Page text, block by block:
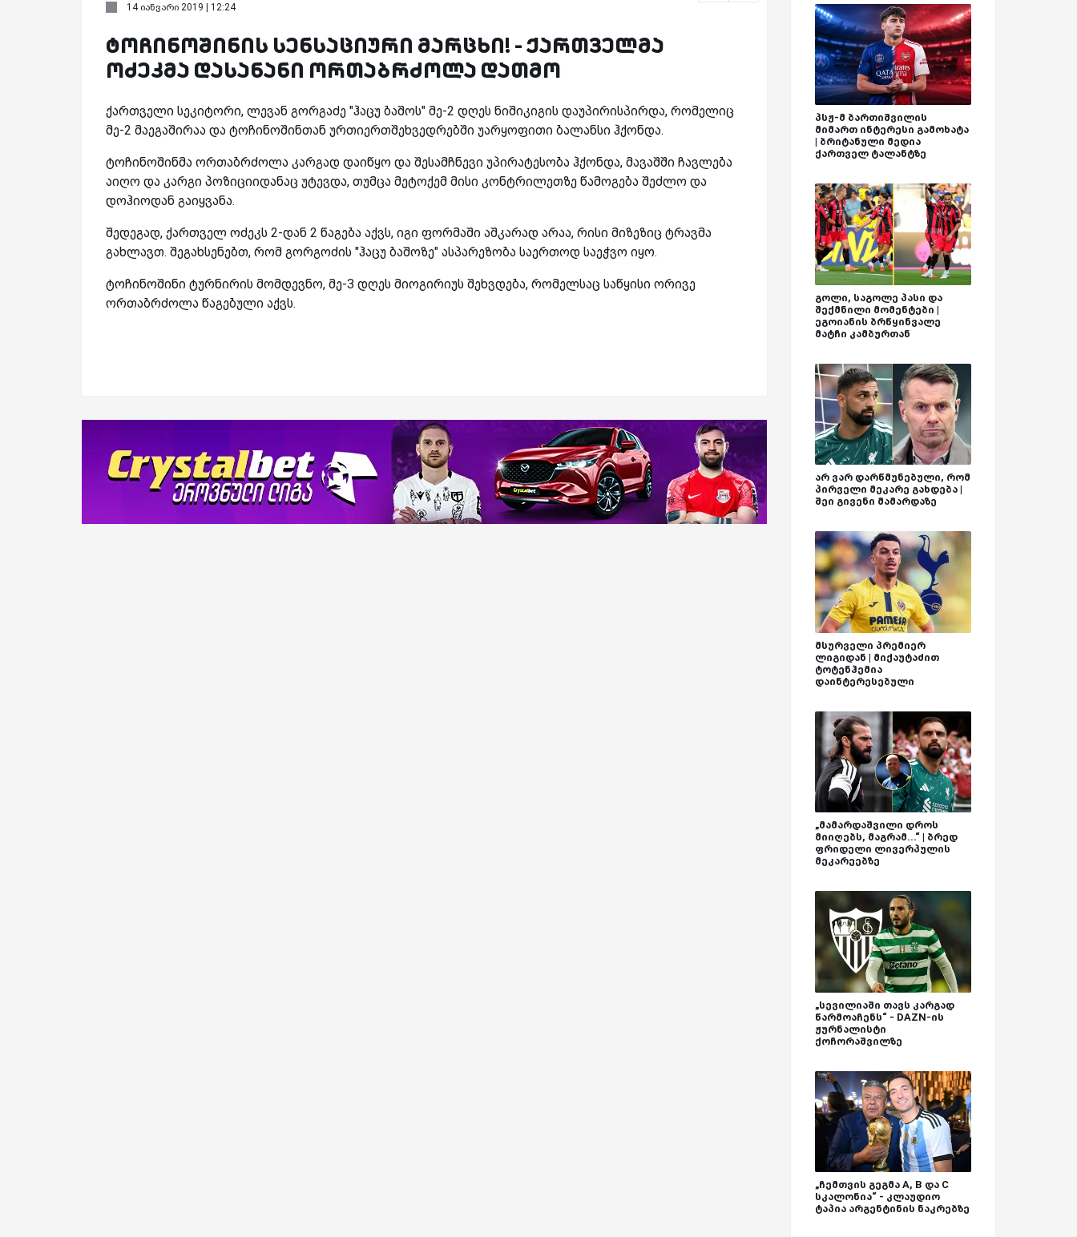
14 იანვარი 2019 | 12:24
ტოჩინოშინის სენსაციური მარცხი! - ქართველმა
ოძეკმა დასანანი ორთაბრძოლა დათმო
ქართველი სეკიტორი, ლევან გორგაძე "ჰაცუ ბაშოს" მე-2 დღეს ნიშიკიგის დაუპირისპირდა, რომელიც
მე-2 მაეგაშირაა და ტოჩინოშინთან ურთიერთშეხვედრებში უარყოფითი ბალანსი ჰქონდა.
ტოჩინოშინმა ორთაბრძოლა კარგად დაიწყო და შესამჩნევი უპირატესობა ჰქონდა, მავაშში ჩავლება
აიღო და კარგი პოზიციიდანაც უტევდა, თუმცა მეტოქემ მისი კონტრილეთზე წამოგება შეძლო და
დოჰიოდან გაიყვანა.
შედეგად, ქართველ ოძეკს 2-დან 2 წაგება აქვს, იგი ფორმაში აშკარად არაა, რისი მიზეზიც ტრავმა
გახლავთ. შეგახსენებთ, რომ გორგოძის "ჰაცუ ბაშოზე" ასპარეზობა საერთოდ საეჭვო იყო.
ტოჩინოშინი ტურნირის მომდევნო, მე-3 დღეს მიოგირიუს შეხვდება, რომელსაც საწყისი ორივე
ორთაბრძოლა წაგებული აქვს.
პსჟ-მ ბართიშვილის
მიმართ ინტერესი გამოხატა
| ბრიტანული მედია
ქართველ ტალანტზე
გოლი, საგოლე პასი და
შექმნილი მომენტები |
ეგოიანის ბრწყინვალე
მატჩი კამბურთან
არ ვარ დარწმუნებული, რომ
პირველი მეკარე გახდება |
შეი გივენი მამარდაზე
მსურველი პრემიერ
ლიგიდან | მიქაუტაძით
ტოტენჰემია
დაინტერესებული
„მამარდაშვილი დროს
მიიღებს, მაგრამ...“ | ბრედ
ფრიდელი ლივერპულის
მეკარეებზე
„სევილიაში თავს კარგად
წარმოაჩენს“ - DAZN-ის
ჟურნალისტი
ქოჩორაშვილზე
„ჩემთვის გეგმა A, B და C
სკალონია“ - კლაუდიო
ტაპია არგენტინის ნაკრებზე